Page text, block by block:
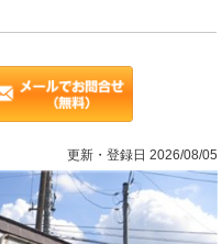
更新・登録日 2026/08/05